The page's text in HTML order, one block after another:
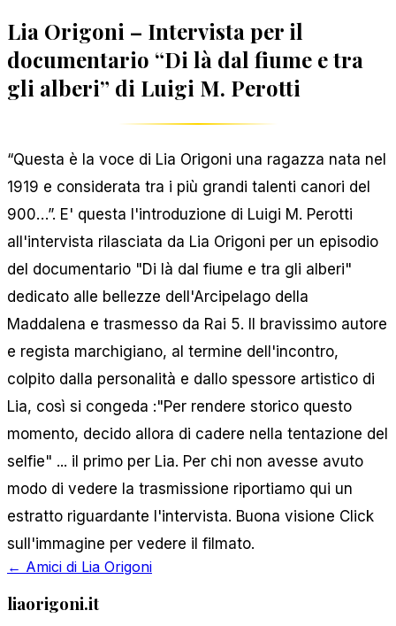
Lia Origoni – Intervista per il
documentario “Di là dal fiume e tra
gli alberi” di Luigi M. Perotti
“Questa è la voce di Lia Origoni una ragazza nata nel
1919 e considerata tra i più grandi talenti canori del
900…”. E' questa l'introduzione di Luigi M. Perotti
all'intervista rilasciata da Lia Origoni per un episodio
del documentario "Di là dal fiume e tra gli alberi"
dedicato alle bellezze dell'Arcipelago della
Maddalena e trasmesso da Rai 5. Il bravissimo autore
e regista marchigiano, al termine dell'incontro,
colpito dalla personalità e dallo spessore artistico di
Lia, così si congeda :"Per rendere storico questo
momento, decido allora di cadere nella tentazione del
selfie" ... il primo per Lia. Per chi non avesse avuto
modo di vedere la trasmissione riportiamo qui un
estratto riguardante l'intervista. Buona visione Click
sull'immagine per vedere il filmato.
← Amici di Lia Origoni
liaorigoni.it